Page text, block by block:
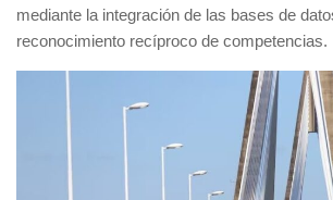
mediante la integración de las bases de
reconocimiento recíproco de competencias.